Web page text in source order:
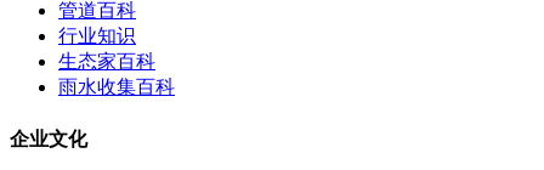
管道百科
行业知识
生态家百科
雨水收集百科
企业文化